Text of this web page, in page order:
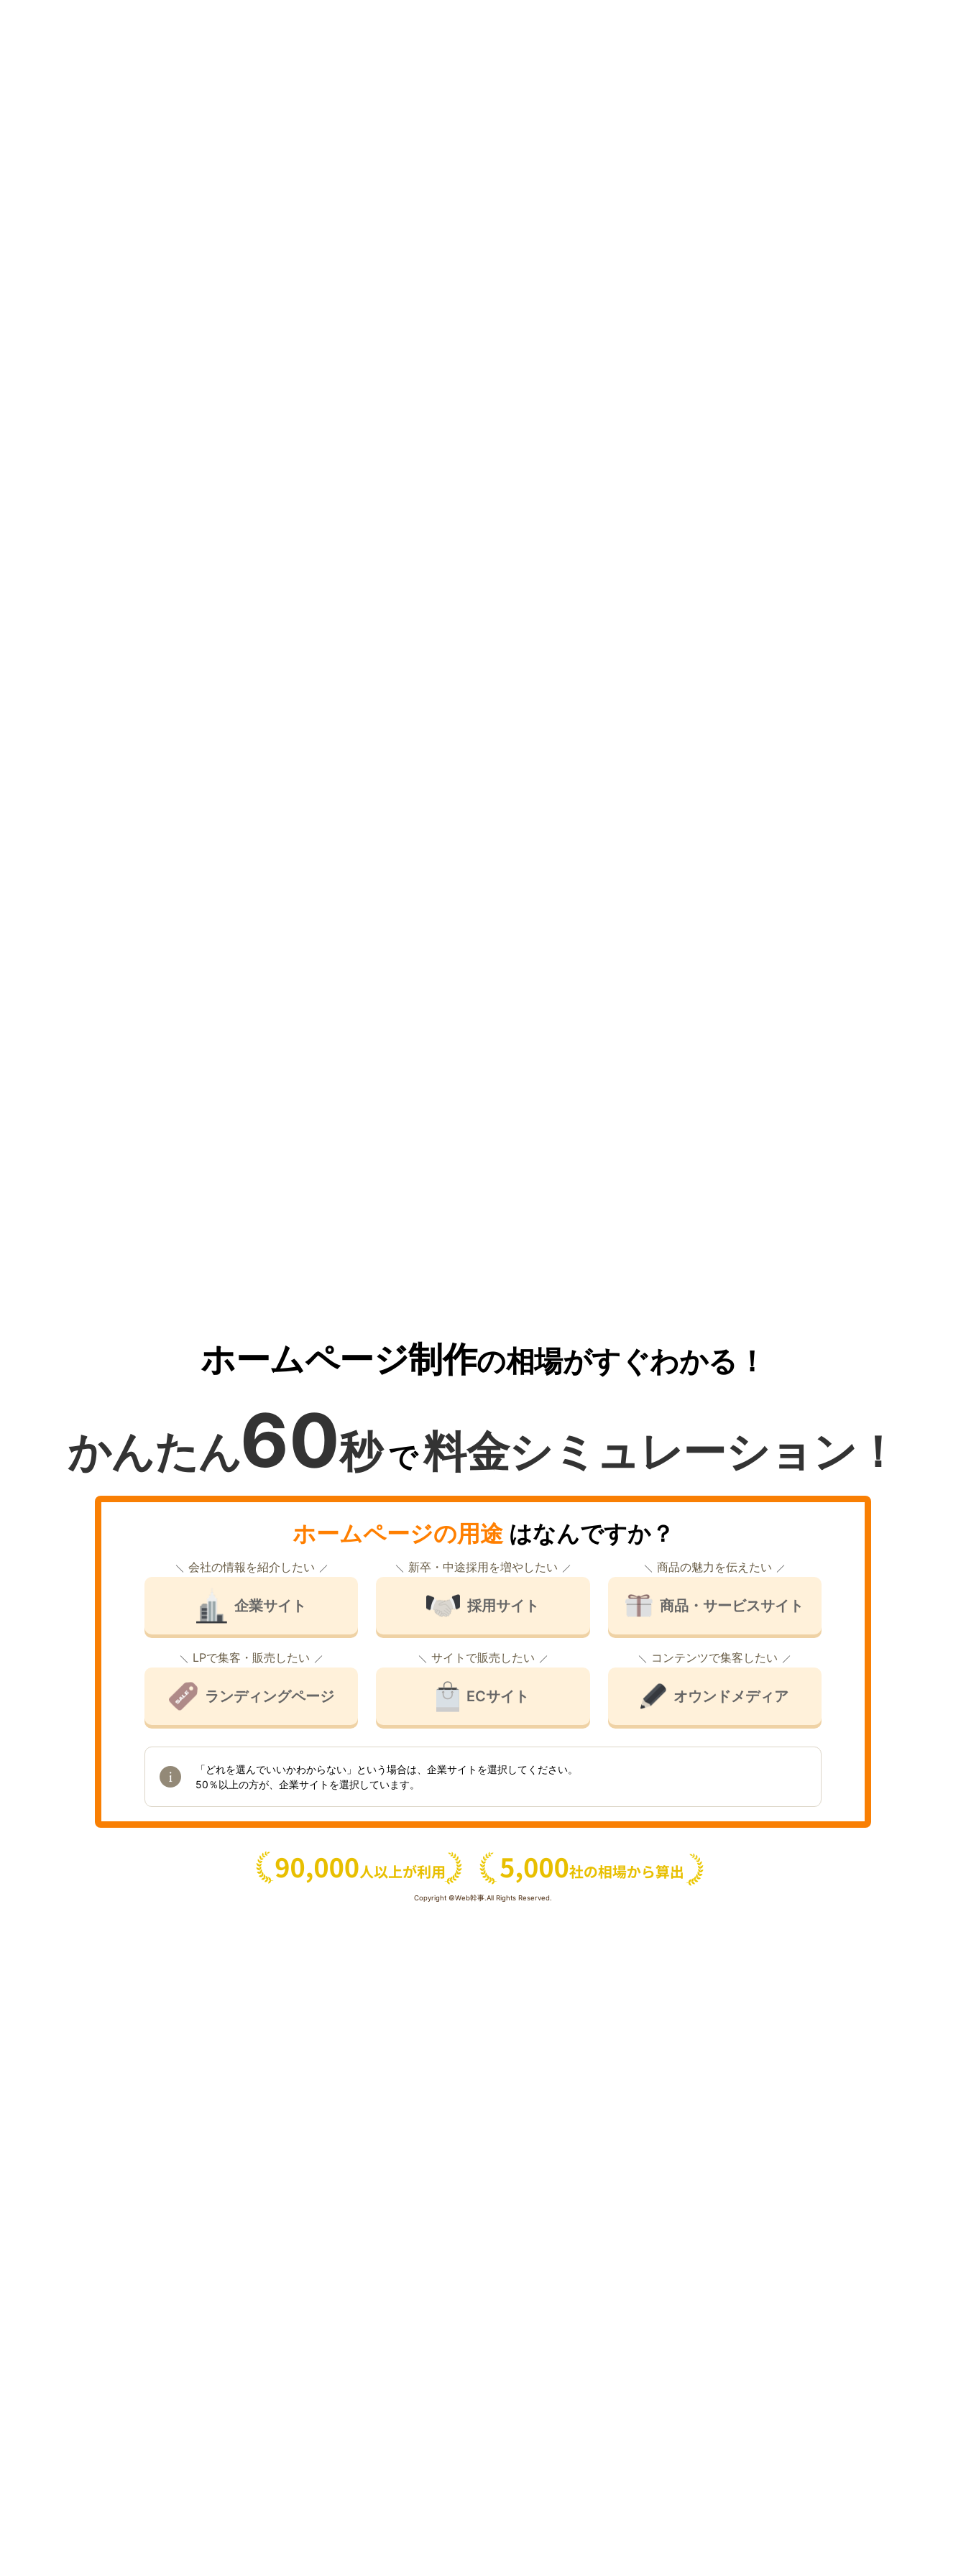
ホームページ制作の相場がすぐわかる！
かんたん60秒で料金シミュレーション！
ホームページの用途はなんですか？
会社の情報を紹介したい
企業サイト
新卒・中途採用を増やしたい
採用サイト
商品の魅力を伝えたい
商品・サービスサイト
LPで集客・販売したい
ランディングページ
サイトで販売したい
ECサイト
コンテンツで集客したい
オウンドメディア
「どれを選んでいいかわからない」という場合は、企業サイトを選択してください。
50％以上の方が、企業サイトを選択しています。
Copyright ©Web幹事.All Rights Reserved.